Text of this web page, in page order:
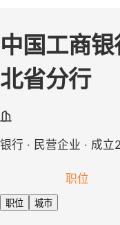
中国工商
北省分行
银行 · 民营企业 · 成立
职位
职位 城市